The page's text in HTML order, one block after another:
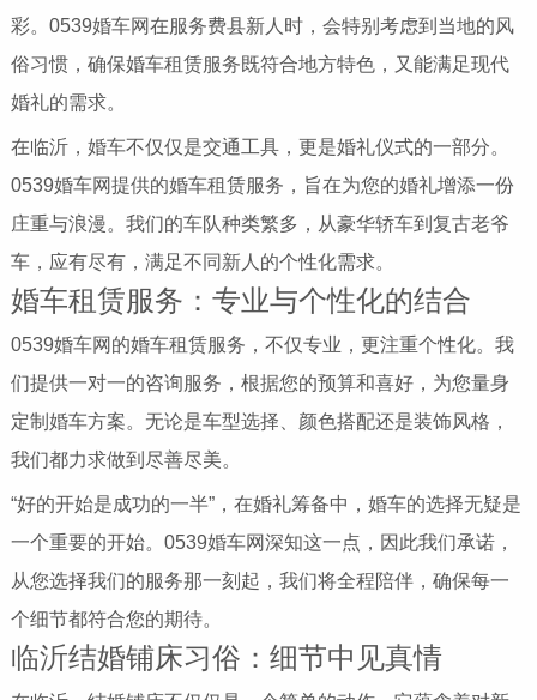
彩。0539婚车网在服务费县新人时，会特别考虑到当地的风
俗习惯，确保婚车租赁服务既符合地方特色，又能满足现代
婚礼的需求。
在临沂，婚车不仅仅是交通工具，更是婚礼仪式的一部分。
0539婚车网提供的婚车租赁服务，旨在为您的婚礼增添一份
庄重与浪漫。我们的车队种类繁多，从豪华轿车到复古老爷
车，应有尽有，满足不同新人的个性化需求。
婚车租赁服务：专业与个性化的结合
0539婚车网的婚车租赁服务，不仅专业，更注重个性化。我
们提供一对一的咨询服务，根据您的预算和喜好，为您量身
定制婚车方案。无论是车型选择、颜色搭配还是装饰风格，
我们都力求做到尽善尽美。
“好的开始是成功的一半”，在婚礼筹备中，婚车的选择无疑是
一个重要的开始。0539婚车网深知这一点，因此我们承诺，
从您选择我们的服务那一刻起，我们将全程陪伴，确保每一
个细节都符合您的期待。
临沂结婚铺床习俗：细节中见真情